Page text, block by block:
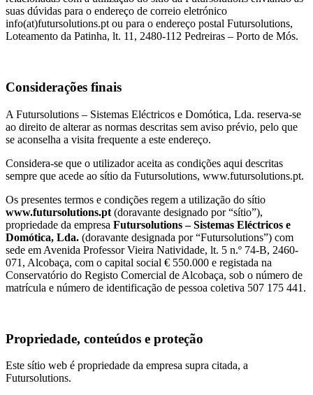
suas dúvidas para o endereço de correio eletrónico
info(at)futursolutions.pt ou para o endereço postal Futursolutions,
Loteamento da Patinha, lt. 11, 2480-112 Pedreiras – Porto de Mós.
Considerações finais
A Futursolutions – Sistemas Eléctricos e Domótica, Lda. reserva-se
ao direito de alterar as normas descritas sem aviso prévio, pelo que
se aconselha a visita frequente a este endereço.
Considera-se que o utilizador aceita as condições aqui descritas
sempre que acede ao sítio da Futursolutions, www.futursolutions.pt.
Os presentes termos e condições regem a utilização do sítio
www.futursolutions.pt (doravante designado por “sítio”),
propriedade da empresa Futursolutions – Sistemas Eléctricos e
Domótica, Lda. (doravante designada por “Futursolutions”) com
sede em Avenida Professor Vieira Natividade, lt. 5 n.º 74-B, 2460-
071, Alcobaça, com o capital social € 550.000 e registada na
Conservatório do Registo Comercial de Alcobaça, sob o número de
matrícula e número de identificação de pessoa coletiva 507 175 441.
Propriedade, conteúdos e proteção
Este sítio web é propriedade da empresa supra citada, a
Futursolutions.